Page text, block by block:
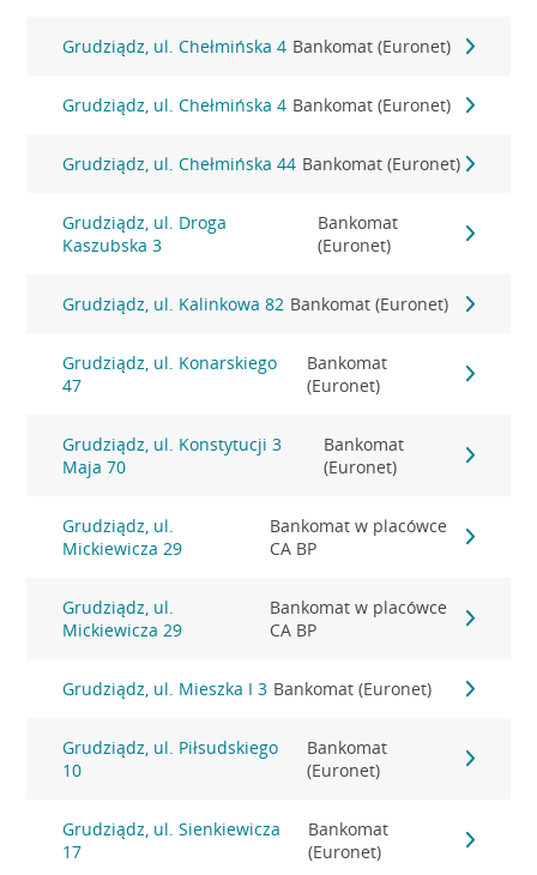
Grudziądz, ul. Chełmińska 4 Bankomat (Euronet)
Grudziądz, ul. Chełmińska 4 Bankomat (Euronet)
Grudziądz, ul. Chełmińska 44 Bankomat (Euronet)
Grudziądz, ul. Droga
Kaszubska 3
Bankomat
(Euronet)
Grudziądz, ul. Kalinkowa 82 Bankomat (Euronet)
Grudziądz, ul. Konarskiego
47
Bankomat
(Euronet)
Grudziądz, ul. Konstytucji 3
Maja 70
Bankomat
(Euronet)
Grudziądz, ul.
Mickiewicza 29
Bankomat w placówce
CA BP
Grudziądz, ul.
Mickiewicza 29
Bankomat w placówce
CA BP
Grudziądz, ul. Mieszka I 3 Bankomat (Euronet)
Grudziądz, ul. Piłsudskiego
10
Bankomat
(Euronet)
Grudziądz, ul. Sienkiewicza
17
Bankomat
(Euronet)